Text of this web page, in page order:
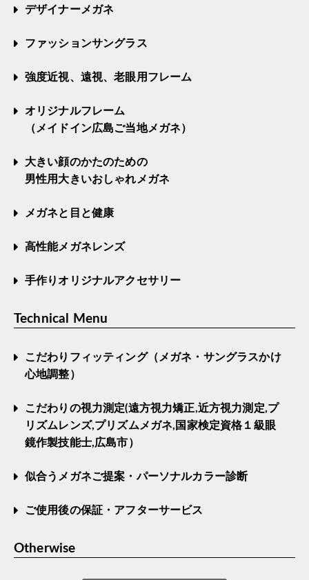
デザイナーメガネ
ファッションサングラス
強度近視、遠視、老眼用フレーム
オリジナルフレーム
（メイドイン広島ご当地メガネ）
大きい顔のかたのための
男性用大きいおしゃれメガネ
メガネと目と健康
高性能メガネレンズ
手作りオリジナルアクセサリー
Technical Menu
こだわりフィッティング（メガネ・サングラスかけ
心地調整）
こだわりの視力測定(遠方視力矯正,近方視力測定,プ
リズムレンズ,プリズムメガネ,国家検定資格１級眼
鏡作製技能士,広島市）
似合うメガネご提案・パーソナルカラー診断
ご使用後の保証・アフターサービス
Otherwise